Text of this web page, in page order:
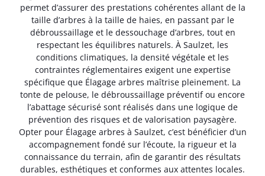
permet d’assurer des prestations cohérentes allant de la
taille d’arbres à la taille de haies, en passant par le
débroussaillage et le dessouchage d’arbres, tout en
respectant les équilibres naturels. À Saulzet, les
conditions climatiques, la densité végétale et les
contraintes réglementaires exigent une expertise
spécifique que Élagage arbres maîtrise pleinement. La
tonte de pelouse, le débroussaillage préventif ou encore
l’abattage sécurisé sont réalisés dans une logique de
prévention des risques et de valorisation paysagère.
Opter pour Élagage arbres à Saulzet, c’est bénéficier d’un
accompagnement fondé sur l’écoute, la rigueur et la
connaissance du terrain, afin de garantir des résultats
durables, esthétiques et conformes aux attentes locales.